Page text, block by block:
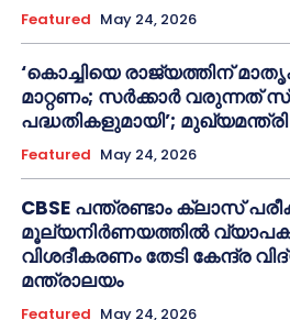
Featured May 24, 2026
‘കൊച്ചിയെ രാജ്യത്തിന്
മാറ്റണം; സർക്കാർ വരുന്നത്
പദ്ധതികളുമായി’; മുഖ്യമന്ത്രി
Featured May 24, 2026
CBSE പന്ത്രണ്ടാം ക്ലാസ്
മൂല്യനിർണയത്തിൽ വ്യാപക
വിശദീകരണം തേടി കേന്ദ്ര
മന്ത്രാലയം
Featured May 24, 2026